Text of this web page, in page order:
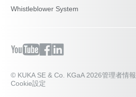
Whistleblower System
© KUKA SE & Co. KGaA 2026管理者情報
Cookie設定